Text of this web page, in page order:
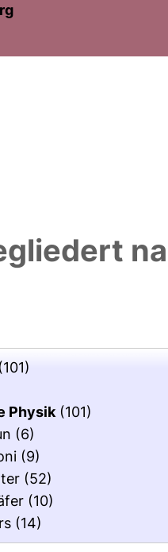
(101)
Physik (101)
(6)
(9)
(52)
(10)
(14)